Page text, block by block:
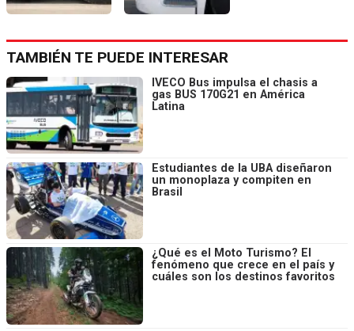
TAMBIÉN TE PUEDE INTERESAR
IVECO Bus impulsa el chasis a
gas BUS 170G21 en América
Latina
Estudiantes de la UBA diseñaron
un monoplaza y compiten en
Brasil
¿Qué es el Moto Turismo? El
fenómeno que crece en el país y
cuáles son los destinos favoritos